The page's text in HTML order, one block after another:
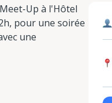
Up à l'Hôtel
pour une soirée
une